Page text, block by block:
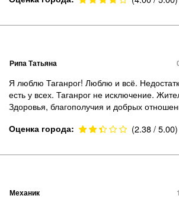
Рипа Татьяна
Я люблю Таганрог! Люблю и всё.
есть у всех. Таганрог не исключение.
Здоровья, благополучия и добрых
Оценка города: (2.38 / 5.00)
Механик